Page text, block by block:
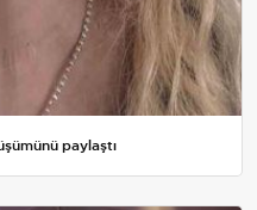
paylaştı